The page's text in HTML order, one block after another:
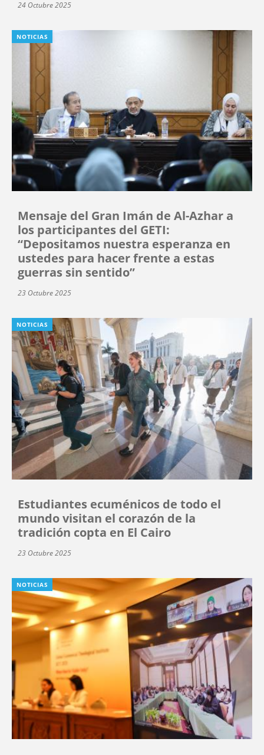
24 Octubre 2025
NOTICIAS
Mensaje del Gran Imán de Al-Azhar a
los participantes del GETI:
“Depositamos nuestra esperanza en
ustedes para hacer frente a estas
guerras sin sentido”
23 Octubre 2025
NOTICIAS
Estudiantes ecuménicos de todo el
mundo visitan el corazón de la
tradición copta en El Cairo
23 Octubre 2025
NOTICIAS